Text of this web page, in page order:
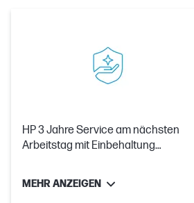
HP 3 Jahre Service am nächsten
Arbeitstag mit Einbehaltung
MEHR ANZEIGEN